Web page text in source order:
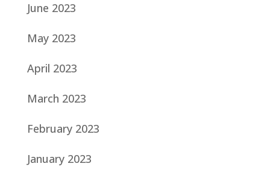
June 2023
May 2023
April 2023
March 2023
February 2023
January 2023